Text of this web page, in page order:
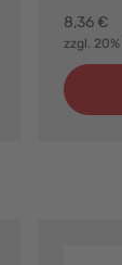
8,36 €
zzgl.